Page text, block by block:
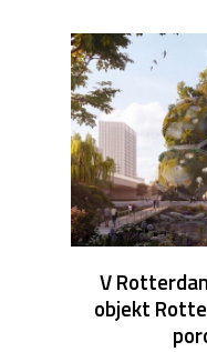
V
objekt